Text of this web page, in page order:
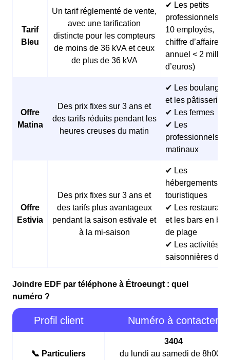
Tarif
Bleu
Un tarif réglementé de vente,
avec une tarification
distincte pour les compteurs
de moins de 36 kVA et ceux
de plus de 36 kVA
✔ Les petits
professionnels (<
10 employés,
chiffre d’affaires
annuel < 2
d’euros)
Offre
Matina
Des prix fixes sur 3 ans et
des tarifs réduits pendant les
heures creuses du matin
✔ Les
et les pâtisseries
✔ Les fermes
✔ Les
professionnels
matinaux
Offre
Estivia
Des prix fixes sur 3 ans et
des tarifs plus avantageux
pendant la saison estivale et
à la mi-saison
✔ Les
hébergements
touristiques
✔ Les restaurants
et les bars en
de plage
✔ Les activités
saisonnières
Joindre EDF par téléphone à Étroeungt : quel
numéro ?
Profil client Numéro à contacter
📞 Particuliers
3404
du lundi au samedi de 8h00 à